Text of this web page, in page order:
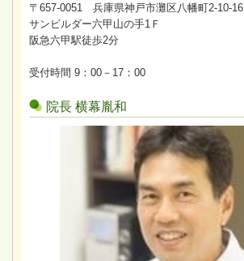
〒657-0051 兵庫県神戸市灘区八幡町2-10-16
サンビルダー六甲山の手1Ｆ
阪急六甲駅徒歩2分
受付時間 9：00－17：00
院長 横幕胤和